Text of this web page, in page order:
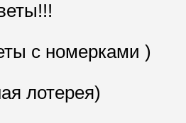
с номерками )
лотерея)